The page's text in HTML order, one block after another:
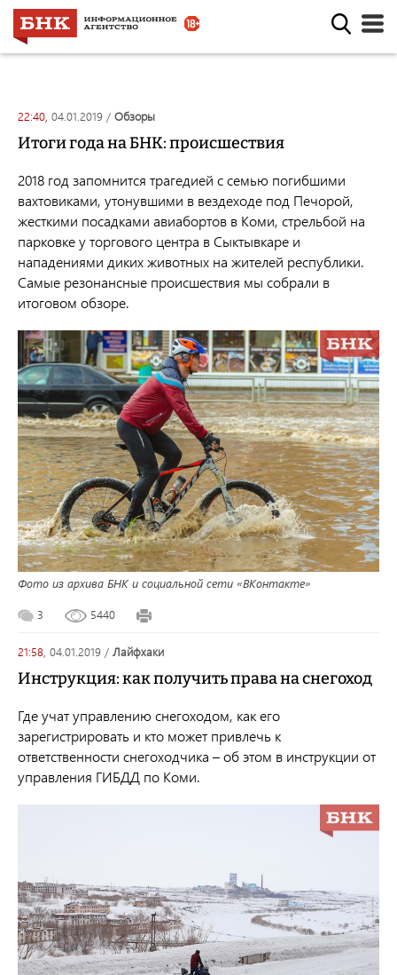
22:40, 04.01.2019 / обзоры
Итоги года на БНК: происшествия
2018 год запомнится трагедией с семью погибшими
вахтовиками, утонувшими в вездеходе под Печорой,
жесткими посадками авиабортов в Коми, стрельбой на
парковке у торгового центра в Сыктывкаре и
нападениями диких животных на жителей республики.
Самые резонансные происшествия мы собрали в
итоговом обзоре.
Фото из архива БНК и социальной сети «ВКонтакте»
3 5440
21:58, 04.01.2019 / лайфхаки
Инструкция: как получить права на снегоход
Где учат управлению снегоходом, как его
зарегистрировать и кто может привлечь к
ответственности снегоходчика – об этом в инструкции от
управления ГИБДД по Коми.